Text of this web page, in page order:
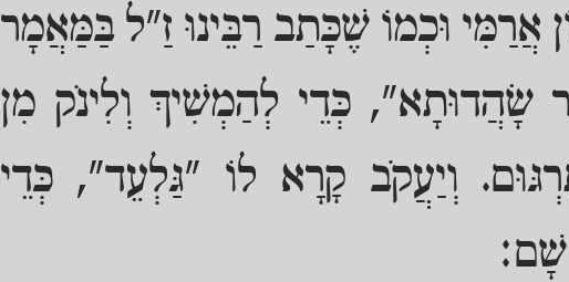
אֲרַמִּי וּכְמוֹ שֶׁכָּתַב רַבֵּינוּ זַ"ל בַּמַּאֲמָר
שָׂהֲדוּתָא", כְּדֵי לְהַמְשִׁיךְ וְלִינֹק מִן
וְיַעֲקֹב קָרָא לוֹ "גַּלְעֵד", כְּדֵי
שָׁם: